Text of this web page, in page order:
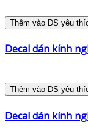
Thêm vào DS yêu
Decal dán kính
Thêm vào DS yêu
Decal dán kính